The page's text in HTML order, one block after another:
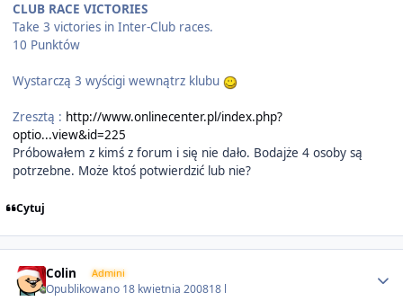
CLUB RACE VICTORIES
Take 3 victories in Inter-Club races.
10 Punktów
Wystarczą 3 wyścigi wewnątrz klubu
Zresztą : http://www.onlinecenter.pl/index.php?
optio...view&id=225
Próbowałem z kimś z forum i się nie dało. Bodajże 4 osoby są
potrzebne. Może ktoś potwierdzić lub nie?
Cytuj
Colin Admini
Opublikowano 18 kwietnia 200818 l